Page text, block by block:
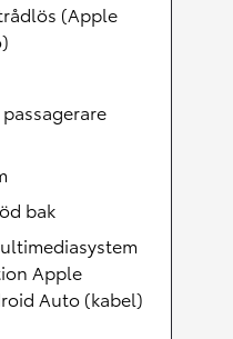
(Apple
bak
Apple
Auto (kabel)